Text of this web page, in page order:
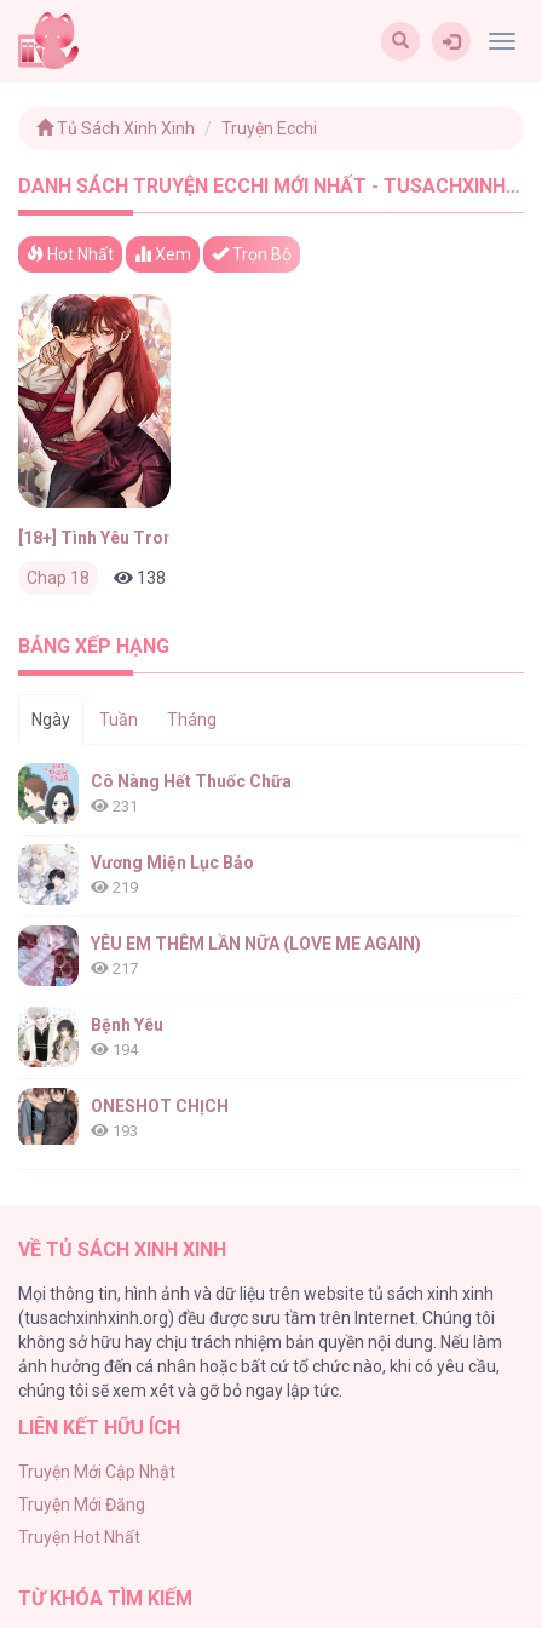
Tủ Sách Xinh Xinh Truyện Ecchi
DANH SÁCH TRUYỆN ECCHI MỚI NHẤT - TUSACHXINHXINH (1)
Hot Nhất Xem Trọn Bộ
[18+] Tình Yêu Trong Sáng
Chap 18 138
BẢNG XẾP HẠNG
Ngày Tuần Tháng
Cô Nàng Hết Thuốc Chữa
231
Vương Miện Lục Bảo
219
YÊU EM THÊM LẦN NỮA (LOVE ME AGAIN)
217
Bệnh Yêu
194
ONESHOT CHỊCH
193
184
Cuộc Sống Sung Sướng Trong Tù
140
Đứa Nhỏ Không Phải Là Con Anh
Mùa Xuân Hoa Nở
104
VỀ TỦ SÁCH XINH XINH
Mọi thông tin, hình ảnh và dữ liệu trên website tủ sách xinh xinh
(tusachxinhxinh.org) đều được sưu tầm trên Internet. Chúng tôi
không sở hữu hay chịu trách nhiệm bản quyền nội dung. Nếu làm
ảnh hưởng đến cá nhân hoặc bất cứ tổ chức nào, khi có yêu cầu,
chúng tôi sẽ xem xét và gỡ bỏ ngay lập tức.
LIÊN KẾT HỮU ÍCH
Truyện Mới Cập Nhật
Truyện Mới Đăng
Truyện Hot Nhất
TỪ KHÓA TÌM KIẾM